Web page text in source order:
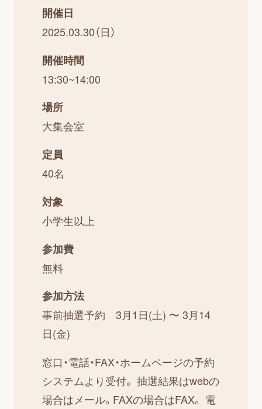
開催日
2025.03.30（日）
開催時間
13:30~14:00
場所
大集会室
定員
40名
対象
小学生以上
参加費
無料
参加方法
事前抽選予約 3月1日(土) 〜 3月14
日(金)
窓口・電話・FAX・ホームページの予約
システムより受付。 抽選結果はwebの
場合はメール。FAXの場合はFAX。 電